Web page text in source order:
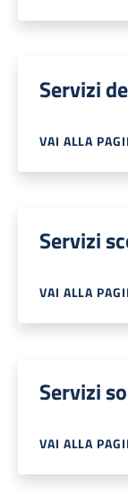
Servizi
VAI ALLA
Servizi
VAI ALLA
Servizi
VAI ALLA